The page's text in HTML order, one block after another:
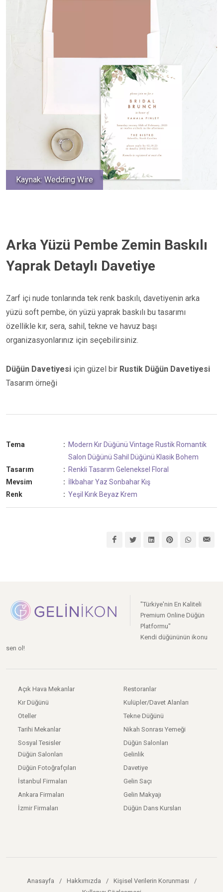
Kaynak: Wedding Wire
Arka Yüzü Pembe Zemin Baskılı
Yaprak Detaylı Davetiye
Zarf içi nude tonlarında tek renk baskılı, davetiyenin arka
yüzü soft pembe, ön yüzü yaprak baskılı bu tasarımı
özellikle kır, sera, sahil, tekne ve havuz başı
organizasyonlarınız için seçebilirsiniz.
Düğün Davetiyesi için güzel bir Rustik Düğün Davetiyesi
Tasarım örneği
Tema : Modern Kır Düğünü Vintage RustikRomantik
Salon Düğünü Sahil Düğünü KlasikBohem
Tasarım
: Renkli Tasarım Geleneksel Floral
Mevsim
: İlkbaharYaz SonbaharKış
Renk
: Yeşil Kırık Beyaz Krem
"Türkiye'nin En Kaliteli
Premium Online Düğün
Platformu"
Kendi düğününün ikonu
sen ol!
Açık Hava Mekanlar
Kır Düğünü
Oteller
Tarihi Mekanlar
Sosyal Tesisler
Restoranlar
Kulüpler/Davet Alanları
Tekne Düğünü
Nikah Sonrası Yemeği
Düğün Salonları
Düğün Salonları
Düğün Fotoğrafçıları
İstanbul Firmaları
Ankara Firmaları
İzmir Firmaları
Gelinlik
Davetiye
Gelin Saçı
Gelin Makyajı
Düğün Dans Kursları
Anasayfa / Hakkımızda / Kişisel Verilerin Korunması
/